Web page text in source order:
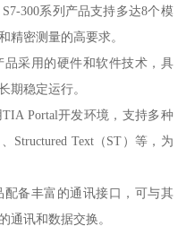
300系列产品支持多达8个模
精密测量的高要求。
品采用的硬件和软件技术，具
期稳定运行。
Portal开发环境，支持多种
Structured Text（ST）等，为
配备丰富的通讯接口，可与其
通讯和数据交换。